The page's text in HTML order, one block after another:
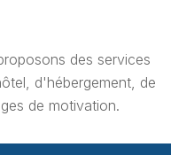
des services
d'hébergement, de
de motivation.